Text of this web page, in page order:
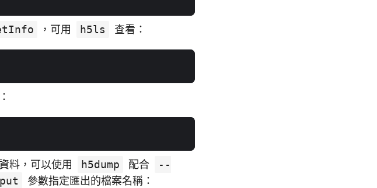
，可用 h5ls 查看：
料，可以使用 h5dump 配合
--
參數指定匯出的檔案名稱：